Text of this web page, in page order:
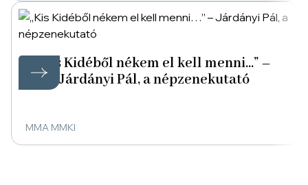
„Kis Kidéből nékem el kell menni…” –
Járdányi Pál, a népzenekutató
MMA MMKI